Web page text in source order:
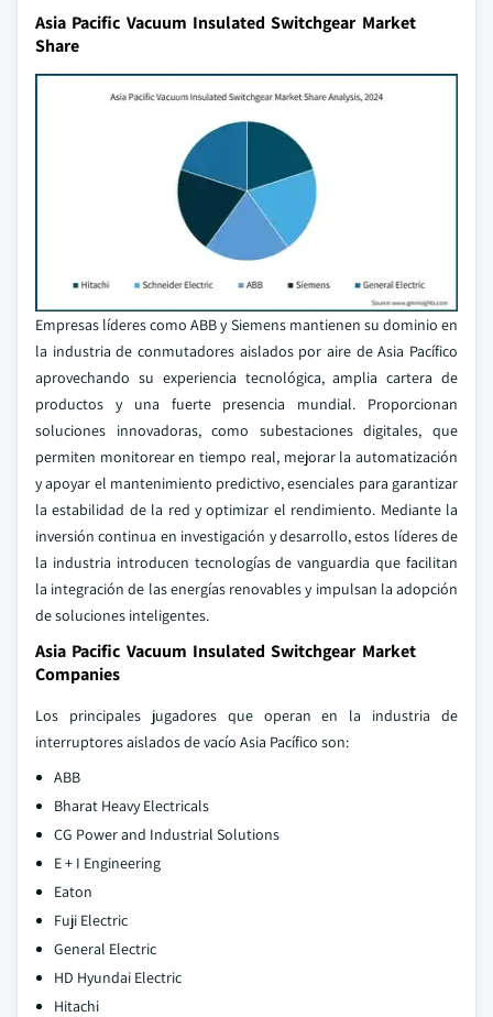
Asia Pacific Vacuum Insulated Switchgear Market
Share
Empresas líderes como ABB y Siemens mantienen su dominio en
la industria de conmutadores aislados por aire de Asia Pacífico
aprovechando su experiencia tecnológica, amplia cartera de
productos y una fuerte presencia mundial. Proporcionan
soluciones innovadoras, como subestaciones digitales, que
permiten monitorear en tiempo real, mejorar la automatización
y apoyar el mantenimiento predictivo, esenciales para garantizar
la estabilidad de la red y optimizar el rendimiento. Mediante la
inversión continua en investigación y desarrollo, estos líderes de
la industria introducen tecnologías de vanguardia que facilitan
la integración de las energías renovables y impulsan la adopción
de soluciones inteligentes.
Asia Pacific Vacuum Insulated Switchgear Market
Companies
Los principales jugadores que operan en la industria de
interruptores aislados de vacío Asia Pacífico son:
ABB
Bharat Heavy Electricals
CG Power and Industrial Solutions
E + I Engineering
Eaton
Fuji Electric
General Electric
HD Hyundai Electric
Hitachi